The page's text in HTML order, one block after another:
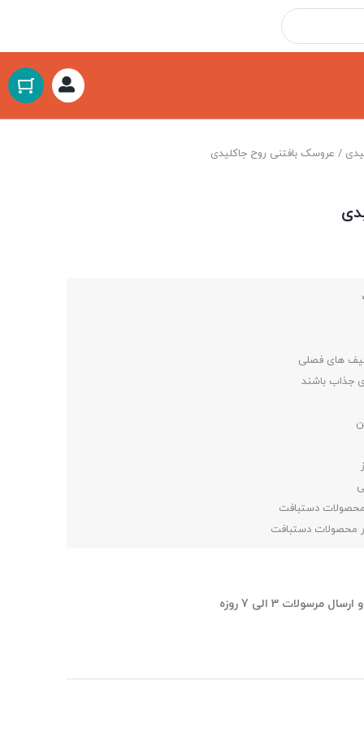
/ عروسک بافتنی روح جاکلیدی
های فصلی
جذاب باشند
دستبافت
محصولات دستبافت
مرسولات 3 الی 7 روزه